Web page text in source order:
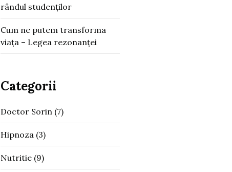
rândul studenților
Cum ne putem transforma
viața – Legea rezonanței
Categorii
Doctor Sorin (7)
Hipnoza (3)
Nutritie (9)